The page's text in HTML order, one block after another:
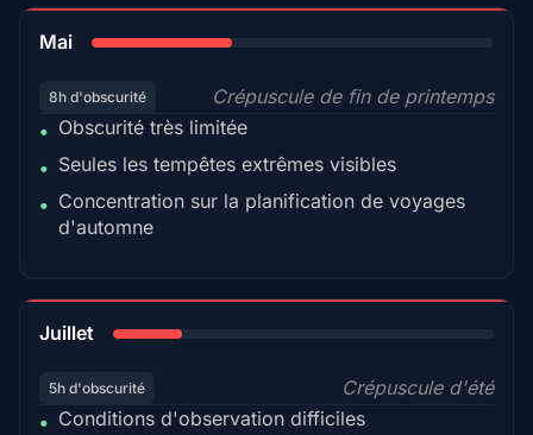
Mai
8h d'obscurité
Crépuscule de fin de printemps
• Obscurité très limitée
• Seules les tempêtes extrêmes visibles
• Concentration sur la planification de voyages
d'automne
Juillet
5h d'obscurité
Crépuscule d'été
• Conditions d'observation difficiles